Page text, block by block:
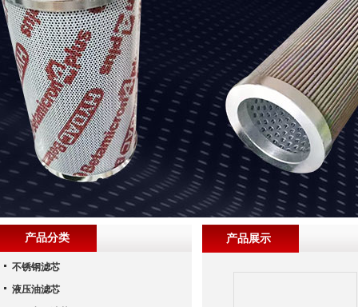
产品展示
产品分类
不锈钢滤芯
液压油滤芯